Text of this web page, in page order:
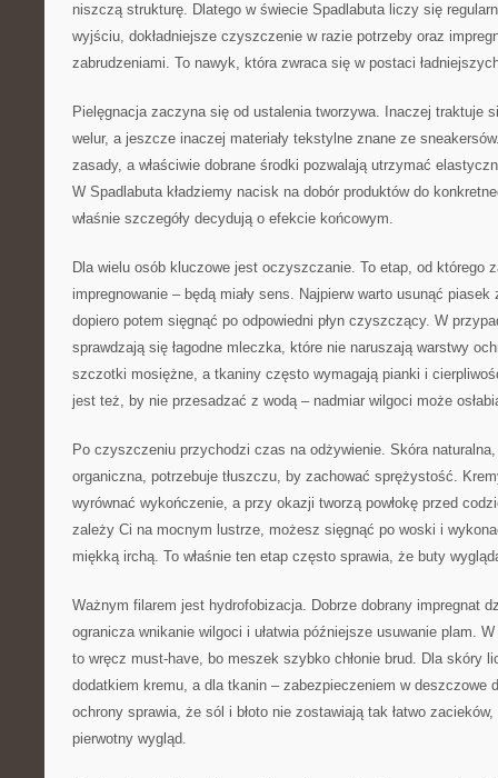
niszczą strukturę. Dlatego w świecie Spadlabuta liczy się
wyjściu, dokładniejsze czyszczenie w razie potrzeby oraz
zabrudzeniami. To nawyk, która zwraca się w postaci
Pielęgnacja zaczyna się od ustalenia tworzywa. Inaczej traktuje
welur, a jeszcze inaczej materiały tekstylne znane ze
zasady, a właściwie dobrane środki pozwalają utrzymać
W Spadlabuta kładziemy nacisk na dobór produktów do
właśnie szczegóły decydują o efekcie końcowym.
Dla wielu osób kluczowe jest oczyszczanie. To etap, od którego
impregnowanie – będą miały sens. Najpierw warto usunąć
dopiero potem sięgnąć po odpowiedni płyn czyszczący. W
sprawdzają się łagodne mleczka, które nie naruszają warstwy
szczotki mosiężne, a tkaniny często wymagają pianki i
jest też, by nie przesadzać z wodą – nadmiar wilgoci może
Po czyszczeniu przychodzi czas na odżywienie. Skóra
organiczna, potrzebuje tłuszczu, by zachować sprężystość.
wyrównać wykończenie, a przy okazji tworzą powłokę przed
zależy Ci na mocnym lustrze, możesz sięgnąć po woski i
miękką irchą. To właśnie ten etap często sprawia, że buty
Ważnym filarem jest hydrofobizacja. Dobrze dobrany impregnat
ogranicza wnikanie wilgoci i ułatwia późniejsze usuwanie plam.
to wręcz must-have, bo meszek szybko chłonie brud. Dla skóry
dodatkiem kremu, a dla tkanin – zabezpieczeniem w deszczowe
ochrony sprawia, że sól i błoto nie zostawiają tak łatwo
pierwotny wygląd.